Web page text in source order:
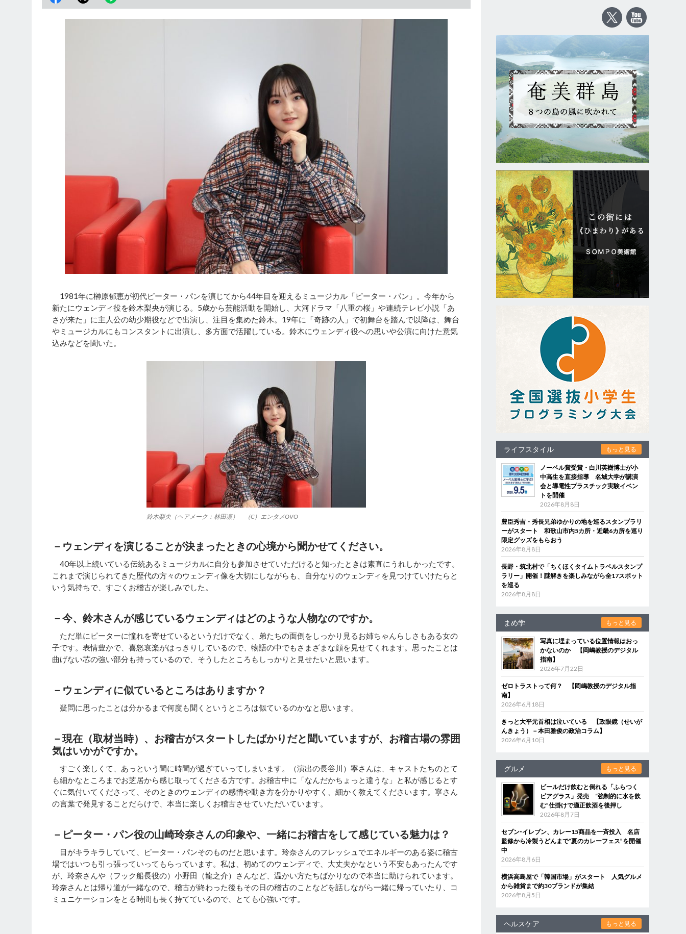
1981年に榊原郁恵が初代ピーター・パンを演じてから44年目を迎えるミュージカル「ピーター・パン」。今年から
新たにウェンディ役を鈴木梨央が演じる。5歳から芸能活動を開始し、大河ドラマ「八重の桜」や連続テレビ小説「あ
さが来た」に主人公の幼少期役などで出演し、注目を集めた鈴木。19年に「奇跡の人」で初舞台を踏んで以降は、舞台
やミュージカルにもコンスタントに出演し、多方面で活躍している。鈴木にウェンディ役への思いや公演に向けた意気
込みなどを聞いた。
鈴木梨央（ヘアメーク：林田凛） （C）エンタメOVO
－ウェンディを演じることが決まったときの心境から聞かせてください。
40年以上続いている伝統あるミュージカルに自分も参加させていただけると知ったときは素直にうれしかったです。
これまで演じられてきた歴代の方々のウェンディ像を大切にしながらも、自分なりのウェンディを見つけていけたらと
いう気持ちで、すごくお稽古が楽しみでした。
－今、鈴木さんが感じているウェンディはどのような人物なのですか。
ただ単にピーターに憧れを寄せているというだけでなく、弟たちの面倒をしっかり見るお姉ちゃんらしさもある女の
子です。表情豊かで、喜怒哀楽がはっきりしているので、物語の中でもさまざまな顔を見せてくれます。思ったことは
曲げない芯の強い部分も持っているので、そうしたところもしっかりと見せたいと思います。
－ウェンディに似ているところはありますか？
疑問に思ったことは分かるまで何度も聞くというところは似ているのかなと思います。
－現在（取材当時）、お稽古がスタートしたばかりだと聞いていますが、お稽古場の雰囲
気はいかがですか。
すごく楽しくて、あっという間に時間が過ぎていってしまいます。（演出の長谷川）寧さんは、キャストたちのとて
も細かなところまでお芝居から感じ取ってくださる方です。お稽古中に「なんだかちょっと違うな」と私が感じるとす
ぐに気付いてくださって、そのときのウェンディの感情や動き方を分かりやすく、細かく教えてくださいます。寧さん
の言葉で発見することだらけで、本当に楽しくお稽古させていただいています。
－ピーター・パン役の山崎玲奈さんの印象や、一緒にお稽古をして感じている魅力は？
目がキラキラしていて、ピーター・パンそのものだと思います。玲奈さんのフレッシュでエネルギーのある姿に稽古
場ではいつも引っ張っていってもらっています。私は、初めてのウェンディで、大丈夫かなという不安もあったんです
が、玲奈さんや（フック船長役の）小野田（龍之介）さんなど、温かい方たちばかりなので本当に助けられています。
玲奈さんとは帰り道が一緒なので、稽古が終わった後もその日の稽古のことなどを話しながら一緒に帰っていたり、コ
ミュニケーションをとる時間も長く持てているので、とても心強いです。
ライフスタイル もっと見る
ノーベル賞受賞・白川英樹博士が小
中高生を直接指導 名城大学が講演
会と導電性プラスチック実験イベン
トを開催
2026年8月8日
豊臣秀吉・秀長兄弟ゆかりの地を巡るスタンプラリ
ーがスタート 和歌山市内5カ所・近畿6カ所を巡り
限定グッズをもらおう
2026年8月8日
長野・筑北村で「ちくほくタイムトラベルスタンプ
ラリー」開催！謎解きを楽しみながら全17スポット
を巡る
2026年8月8日
まめ学 もっと見る
写真に埋まっている位置情報はおっ
かないのか 【岡嶋教授のデジタル
指南】
2026年7月22日
ゼロトラストって何？ 【岡嶋教授のデジタル指
南】
2026年6月18日
きっと大平元首相は泣いている 【政眼鏡（せいが
んきょう）－本田雅俊の政治コラム】
2026年6月10日
グルメ もっと見る
ビールだけ飲むと倒れる「ふらつく
ビアグラス」発売 “強制的に水を飲
む”仕掛けで適正飲酒を後押し
2026年8月7日
セブン‐イレブン、カレー15商品を一斉投入 名店
監修から冷製うどんまで“夏のカレーフェス”を開催
中
2026年8月6日
横浜高島屋で「韓国市場」がスタート 人気グルメ
から雑貨まで約30ブランドが集結
2026年8月5日
ヘルスケア もっと見る